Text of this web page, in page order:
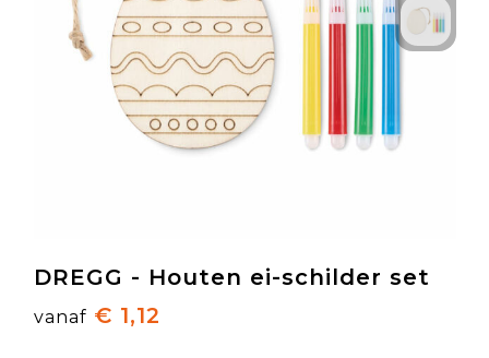
DREGG - Houten ei-schilder set
vanaf € 1,12